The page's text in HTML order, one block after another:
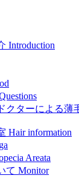
Introduction
クターによる薄
Hair information
Areata
て Monitor